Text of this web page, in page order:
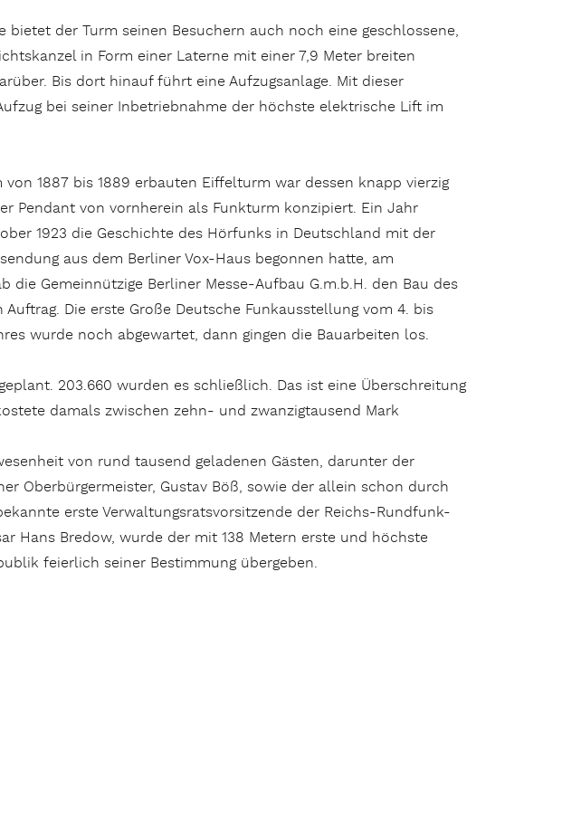
bietet der Turm seinen Besuchern auch noch eine geschlossene,
in Form einer Laterne mit einer 7,9 Meter breiten
Bis dort hinauf führt eine Aufzugsanlage. Mit dieser
bei seiner Inbetriebnahme der höchste elektrische Lift im
von 1887 bis 1889 erbauten Eiffelturm war dessen knapp vierzig
Pendant von vornherein als Funkturm konzipiert. Ein Jahr
1923 die Geschichte des Hörfunks in Deutschland mit der
aus dem Berliner Vox-Haus begonnen hatte, am
die Gemeinnützige Berliner Messe-Aufbau G.m.b.H. den Bau des
Die erste Große Deutsche Funkausstellung vom 4. bis
wurde noch abgewartet, dann gingen die Bauarbeiten los.
203.660 wurden es schließlich. Das ist eine Überschreitung
damals zwischen zehn- und zwanzigtausend Mark
von rund tausend geladenen Gästen, darunter der
Oberbürgermeister, Gustav Böß, sowie der allein schon durch
erste Verwaltungsratsvorsitzende der Reichs-Rundfunk-
Hans Bredow, wurde der mit 138 Metern erste und höchste
feierlich seiner Bestimmung übergeben.